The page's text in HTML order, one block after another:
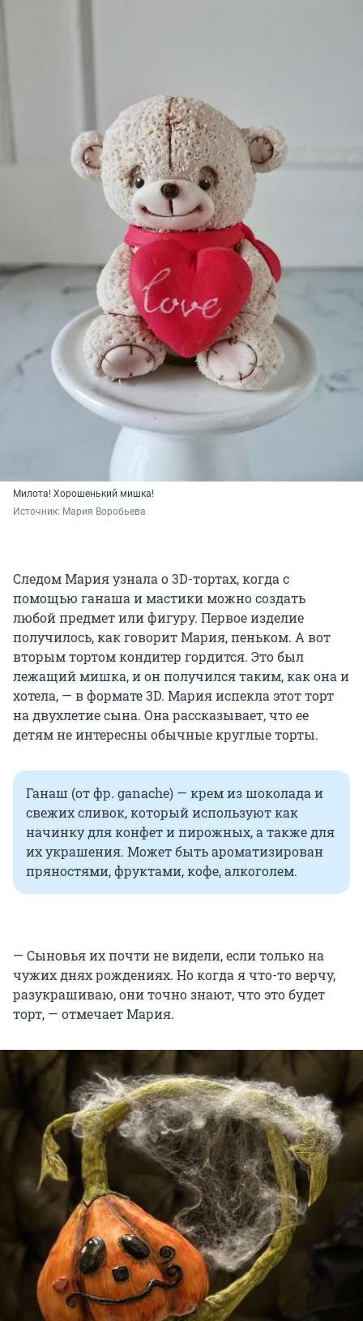
Милота! Хорошенький мишка!
Источник: Мария Воробьева
Следом Мария узнала о 3D-тортах, когда с
помощью ганаша и мастики можно создать
любой предмет или фигуру. Первое изделие
получилось, как говорит Мария, пеньком. А вот
вторым тортом кондитер гордится. Это был
лежащий мишка, и он получился таким, как она и
хотела, — в формате 3D. Мария испекла этот торт
на двухлетие сына. Она рассказывает, что ее
детям не интересны обычные круглые торты.
Ганаш (от фр. ganache) — крем из шоколада и
свежих сливок, который используют как
начинку для конфет и пирожных, а также для
их украшения. Может быть ароматизирован
пряностями, фруктами, кофе, алкоголем.
— Сыновья их почти не видели, если только на
чужих днях рождениях. Но когда я что-то верчу,
разукрашиваю, они точно знают, что это будет
торт, — отмечает Мария.